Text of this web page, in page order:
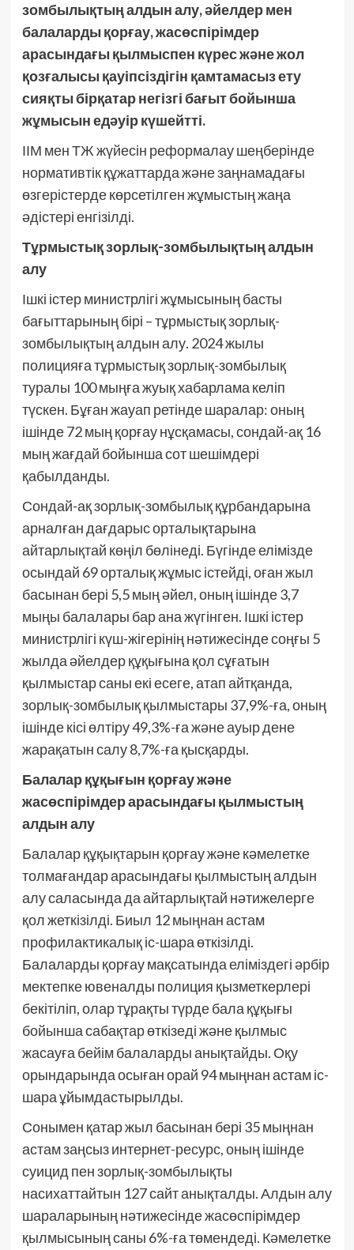
зомбылықтың алдын алу, әйелдер мен
балаларды қорғау, жасөспірімдер
арасындағы қылмыспен күрес және жол
қозғалысы қауіпсіздігін қамтамасыз ету
сияқты бірқатар негізгі бағыт бойынша
жұмысын едәуір күшейтті.
ІІМ мен ТЖ жүйесін реформалау шеңберінде
нормативтік құжаттарда және заңнамадағы
өзгерістерде көрсетілген жұмыстың жаңа
әдістері енгізілді.
Тұрмыстық зорлық-зомбылықтың алдын
алу
Ішкі істер министрлігі жұмысының басты
бағыттарының бірі – тұрмыстық зорлық-
зомбылықтың алдын алу. 2024 жылы
полицияға тұрмыстық зорлық-зомбылық
туралы 100 мыңға жуық хабарлама келіп
түскен. Бұған жауап ретінде шаралар: оның
ішінде 72 мың қорғау нұсқамасы, сондай-ақ 16
мың жағдай бойынша сот шешімдері
қабылданды.
Сондай-ақ зорлық-зомбылық құрбандарына
арналған дағдарыс орталықтарына
айтарлықтай көңіл бөлінеді. Бүгінде елімізде
осындай 69 орталық жұмыс істейді, оған жыл
басынан бері 5,5 мың әйел, оның ішінде 3,7
мыңы балалары бар ана жүгінген. Ішкі істер
министрлігі күш-жігерінің нәтижесінде соңғы 5
жылда әйелдер құқығына қол сұғатын
қылмыстар саны екі есеге, атап айтқанда,
зорлық-зомбылық қылмыстары 37,9%-ға, оның
ішінде кісі өлтіру 49,3%-ға және ауыр дене
жарақатын салу 8,7%-ға қысқарды.
Балалар құқығын қорғау және
жасөспірімдер арасындағы қылмыстың
алдын алу
Балалар құқықтарын қорғау және кәмелетке
толмағандар арасындағы қылмыстың алдын
алу саласында да айтарлықтай нәтижелерге
қол жеткізілді. Биыл 12 мыңнан астам
профилактикалық іс-шара өткізілді.
Балаларды қорғау мақсатында еліміздегі әрбір
мектепке ювеналды полиция қызметкерлері
бекітіліп, олар тұрақты түрде бала құқығы
бойынша сабақтар өткізеді және қылмыс
жасауға бейім балаларды анықтайды. Оқу
орындарында осыған орай 94 мыңнан астам іс-
шара ұйымдастырылды.
Сонымен қатар жыл басынан бері 35 мыңнан
астам заңсыз интернет-ресурс, оның ішінде
суицид пен зорлық-зомбылықты
насихаттайтын 127 сайт анықталды. Алдын алу
шараларының нәтижесінде жасөспірімдер
қылмысының саны 6%-ға төмендеді. Кәмелетке